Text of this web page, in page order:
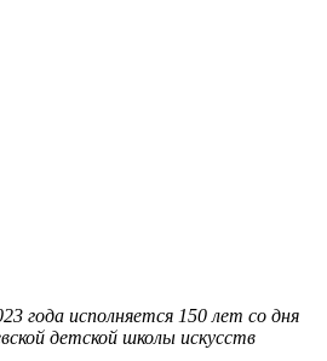
года исполняется 150 лет со дня
детской школы искусств